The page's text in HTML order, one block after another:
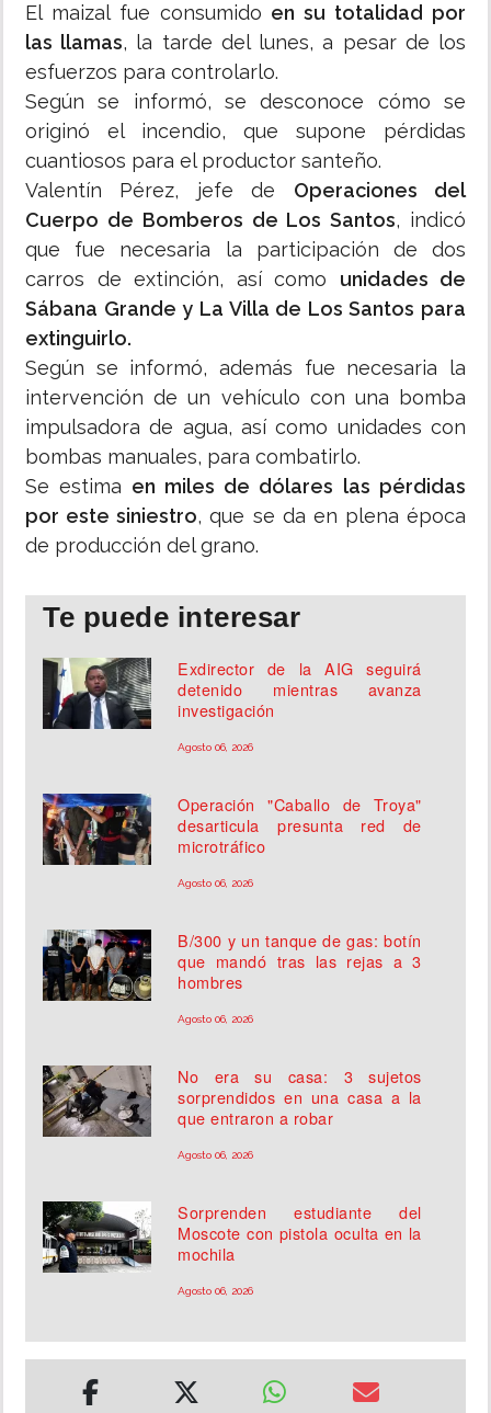
El maizal fue consumido en su totalidad por
las llamas, la tarde del lunes, a pesar de los
esfuerzos para controlarlo.
Según se informó, se desconoce cómo se
originó el incendio, que supone pérdidas
cuantiosos para el productor santeño.
Valentín Pérez, jefe de Operaciones del
Cuerpo de Bomberos de Los Santos, indicó
que fue necesaria la participación de dos
carros de extinción, así como unidades de
Sábana Grande y La Villa de Los Santos para
extinguirlo.
Según se informó, además fue necesaria la
intervención de un vehículo con una bomba
impulsadora de agua, así como unidades con
bombas manuales, para combatirlo.
Se estima en miles de dólares las pérdidas
por este siniestro, que se da en plena época
de producción del grano.
Te puede interesar
Exdirector de la AIG seguirá
detenido mientras avanza
investigación
Agosto 06, 2026
Operación "Caballo de Troya"
desarticula presunta red de
microtráfico
Agosto 06, 2026
B/300 y un tanque de gas: botín
que mandó tras las rejas a 3
hombres
Agosto 06, 2026
No era su casa: 3 sujetos
sorprendidos en una casa a la
que entraron a robar
Agosto 06, 2026
Sorprenden estudiante del
Moscote con pistola oculta en la
mochila
Agosto 06, 2026